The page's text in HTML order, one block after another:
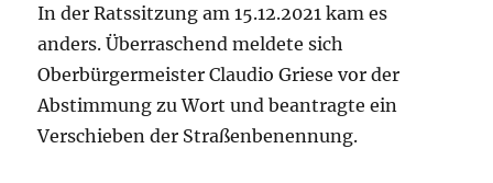
In der Ratssitzung am 15.12.2021 kam es
anders. Überraschend meldete sich
Oberbürgermeister Claudio Griese vor der
Abstimmung zu Wort und beantragte ein
Verschieben der Straßenbenennung.